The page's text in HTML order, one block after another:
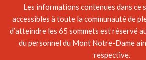
Les informations contenues dans
accessibles à toute la communauté de
d’atteindre les 65 sommets est réservé
du personnel du Mont Notre-Dame
respective.